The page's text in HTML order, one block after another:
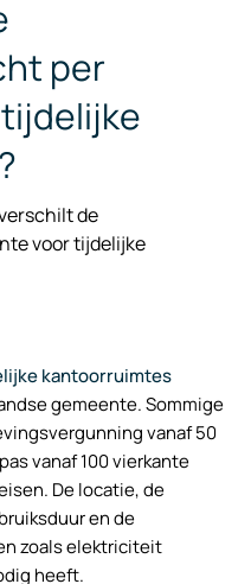
per
de
voor tijdelijke
kantoorruimtes
gemeente. Sommige
vanaf 50
vanaf 100 vierkante
De locatie, de
en de
zoals elektriciteit
heeft.